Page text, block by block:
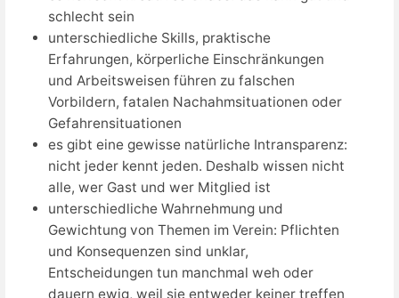
schlecht sein
unterschiedliche Skills, praktische
Erfahrungen, körperliche Einschränkungen
und Arbeitsweisen führen zu falschen
Vorbildern, fatalen Nachahmsituationen oder
Gefahrensituationen
es gibt eine gewisse natürliche Intransparenz:
nicht jeder kennt jeden. Deshalb wissen nicht
alle, wer Gast und wer Mitglied ist
unterschiedliche Wahrnehmung und
Gewichtung von Themen im Verein: Pflichten
und Konsequenzen sind unklar,
Entscheidungen tun manchmal weh oder
dauern ewig, weil sie entweder keiner treffen